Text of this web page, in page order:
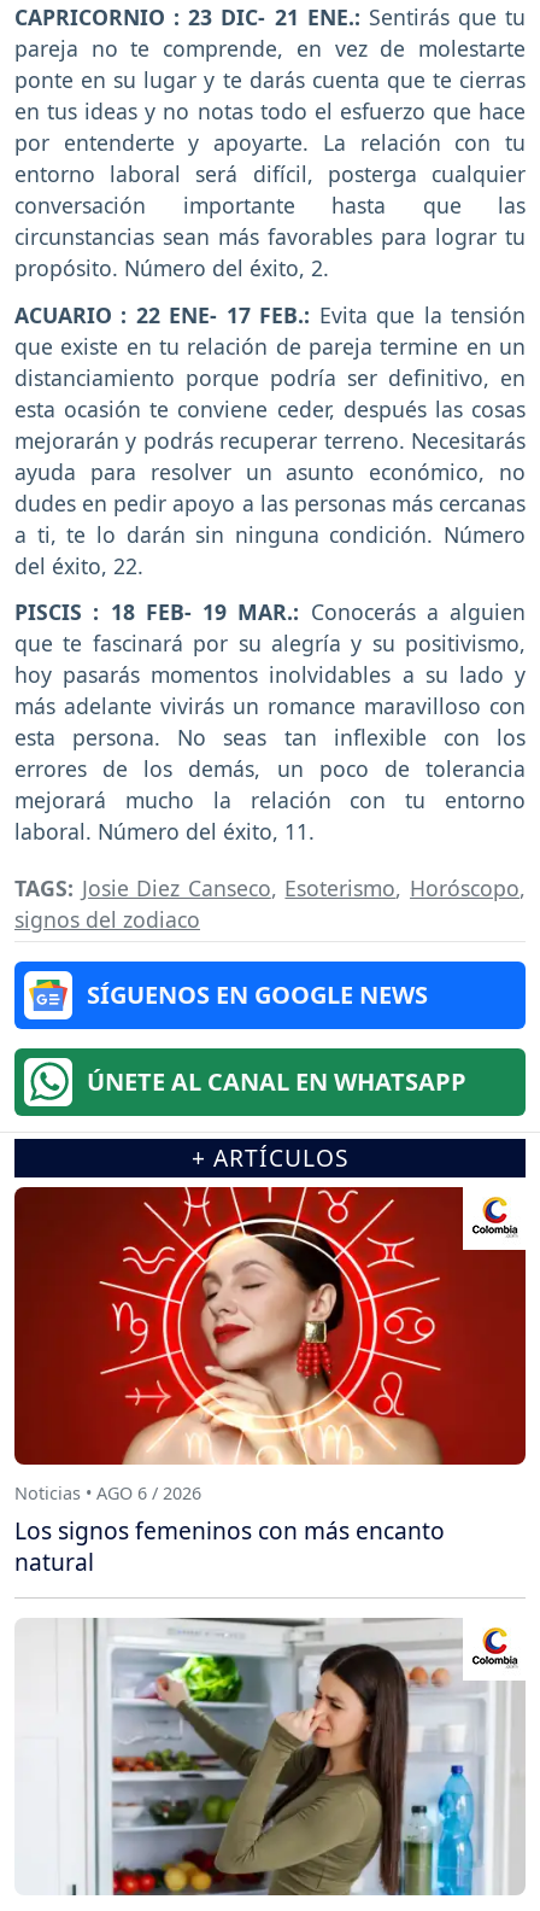
CAPRICORNIO : 23 DIC- 21 ENE.: Sentirás que tu
pareja no te comprende, en vez de molestarte
ponte en su lugar y te darás cuenta que te cierras
en tus ideas y no notas todo el esfuerzo que hace
por entenderte y apoyarte. La relación con tu
entorno laboral será difícil, posterga cualquier
conversación importante hasta que las
circunstancias sean más favorables para lograr tu
propósito. Número del éxito, 2.
ACUARIO : 22 ENE- 17 FEB.: Evita que la tensión
que existe en tu relación de pareja termine en un
distanciamiento porque podría ser definitivo, en
esta ocasión te conviene ceder, después las cosas
mejorarán y podrás recuperar terreno. Necesitarás
ayuda para resolver un asunto económico, no
dudes en pedir apoyo a las personas más cercanas
a ti, te lo darán sin ninguna condición. Número
del éxito, 22.
PISCIS : 18 FEB- 19 MAR.: Conocerás a alguien
que te fascinará por su alegría y su positivismo,
hoy pasarás momentos inolvidables a su lado y
más adelante vivirás un romance maravilloso con
esta persona. No seas tan inflexible con los
errores de los demás, un poco de tolerancia
mejorará mucho la relación con tu entorno
laboral. Número del éxito, 11.
TAGS: Josie Diez Canseco, Esoterismo, Horóscopo,
signos del zodiaco
SÍGUENOS EN GOOGLE NEWS
ÚNETE AL CANAL EN WHATSAPP
+ ARTÍCULOS
Noticias • AGO 6 / 2026
Los signos femeninos con más encanto
natural